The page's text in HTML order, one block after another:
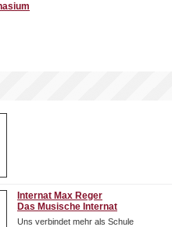
Internat Max Reger
Das Musische Internat
Uns verbindet mehr als Schule